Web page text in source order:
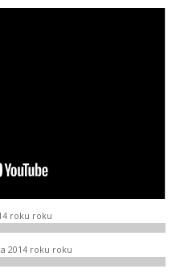
roku roku
2014 roku roku